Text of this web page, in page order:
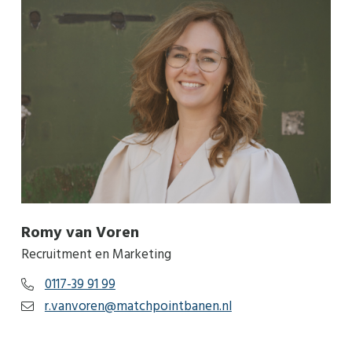
Romy van Voren
Recruitment en Marketing
0117-39 91 99
r.vanvoren@matchpointbanen.nl